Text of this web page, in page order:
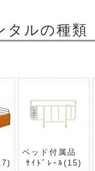
タルの種類
ベッド付属品
ｻｲﾄﾞﾚｰﾙ (15)